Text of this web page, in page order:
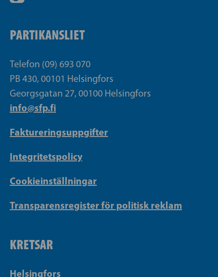
PARTIKANSLIET
Telefon (09) 693 070
PB 430, 00101 Helsingfors
Georgsgatan 27, 00100 Helsingfors
info@sfp.fi
Faktureringsuppgifter
Integritetspolicy
Cookieinställningar
Transparensregister för politisk reklam
KRETSAR
Helsingfors